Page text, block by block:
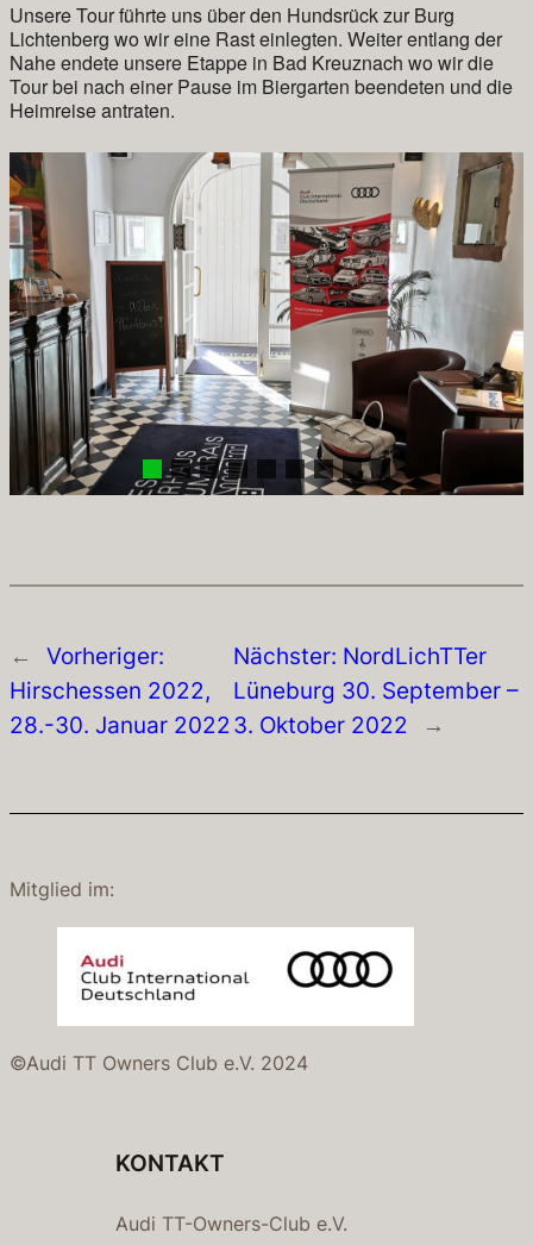
Unsere Tour führte uns über den Hundsrück zur Burg
Lichtenberg wo wir eine Rast einlegten. Weiter entlang der
Nahe endete unsere Etappe in Bad Kreuznach wo wir die
Tour bei nach einer Pause im Biergarten beendeten und die
Heimreise antraten.
←
Vorheriger:
Hirschessen 2022,
28.-30. Januar 2022
Nächster: NordLichTTer
Lüneburg 30. September –
3. Oktober 2022
→
Mitglied im:
©Audi TT Owners Club e.V. 2024
KONTAKT
Audi TT-Owners-Club e.V.